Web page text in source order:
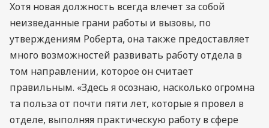
Хотя новая должность всегда влечет за собой
неизведанные грани работы и вызовы, по
утверждениям Роберта, она также предоставляет
много возможностей развивать работу отдела в
том направлении, которое он считает
правильным. «Здесь я осознаю, насколько огромна
та польза от почти пяти лет, которые я провел в
отделе, выполняя практическую работу в сфере